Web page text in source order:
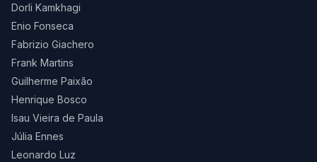
Dorli Kamkhagi
Enio Fonseca
Fabrizio Giachero
Frank Martins
Guilherme Paixão
Henrique Bosco
Isau Vieira de Paula
Júlia Ennes
Leonardo Luz